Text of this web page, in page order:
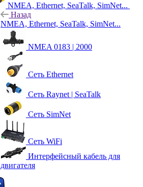
NMEA, Ethernet, SeaTalk, SimNet...
Назад
NMEA, Ethernet, SeaTalk, SimNet...
NMEA 0183 | 2000
Сеть Ethernet
Сеть Raynet | SeaTalk
Сеть SimNet
Сеть WiFi
Интерфейсный кабель для
двигателя